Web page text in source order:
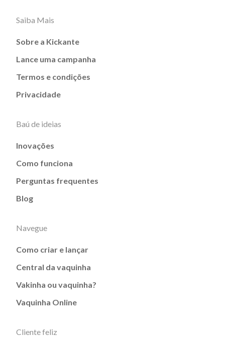
Saiba Mais
Sobre a Kickante
Lance uma campanha
Termos e condições
Privacidade
Baú de ideias
Inovações
Como funciona
Perguntas frequentes
Blog
Navegue
Como criar e lançar
Central da vaquinha
Vakinha ou vaquinha?
Vaquinha Online
Cliente feliz